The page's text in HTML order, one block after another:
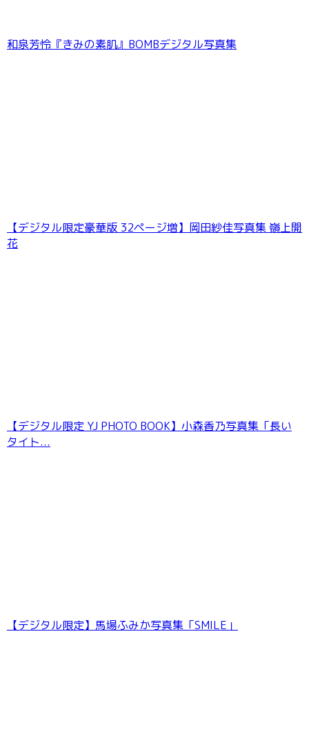
和泉芳怜『きみの素肌』BOMBデジタル写真集
【デジタル限定豪華版 32ページ増】岡田紗佳写真集 嶺上開
花
【デジタル限定 YJ PHOTO BOOK】小森香乃写真集「長い
タイト...
【デジタル限定】馬場ふみか写真集「SMILE」